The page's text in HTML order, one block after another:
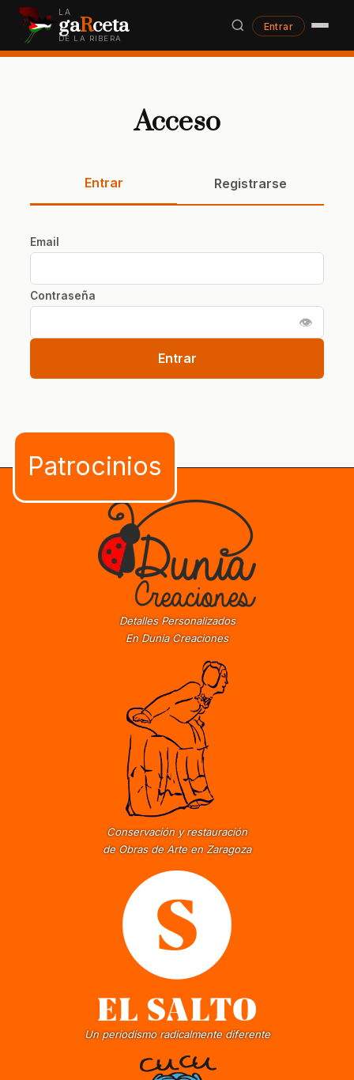
LA
gaRceta
DE LA RIBERA
Entrar
Acceso
Entrar Registrarse
Email
Contraseña
👁
Entrar
Detalles Personalizados
En Dunia Creaciones
Conservación y restauración
de Obras de Arte en Zaragoza
Un periodismo radicalmente diferente